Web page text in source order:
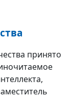
принято